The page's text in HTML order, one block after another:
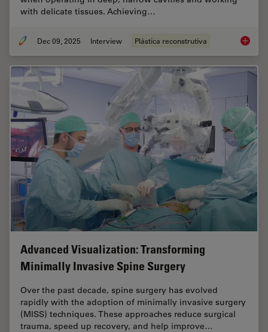
with delicate tissues. Achieving…
Dec 09, 2025 Interview Plástica reconstrutiva
Advanced Visualization: Transforming
Minimally Invasive Spine Surgery
Over the past decade, spine surgery has evolved
rapidly with the adoption of minimally invasive surgery
(MISS) techniques. These approaches reduce surgical
trauma, speed up recovery, and help improve…